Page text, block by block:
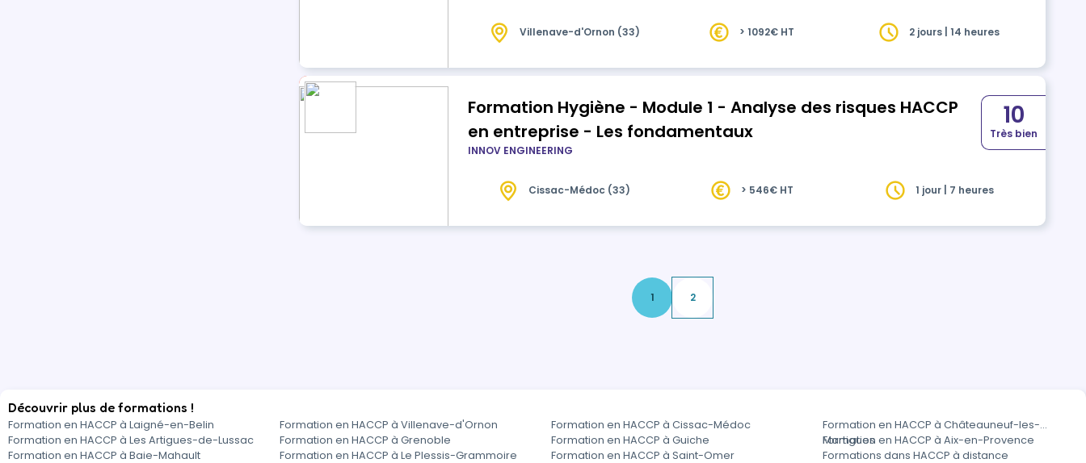
Villenave-d'Ornon (33) > 1092€ HT 2 jours | 14 heures
Formation Hygiène - Module 1 - Analyse des risques HACCP
en entreprise - Les fondamentaux
INNOV ENGINEERING
10
Très bien
Cissac-Médoc (33) > 546€ HT 1 jour | 7 heures
1 2
Découvrir plus de formations !
Formation en HACCP à Laigné-en-Belin Formation en HACCP à Villenave-d'Ornon Formation en HACCP à Cissac-Médoc
Formation en HACCP à Châteauneuf-les-
Martigues
Formation en HACCP à Les Artigues-de-Lussac Formation en HACCP à Grenoble Formation en HACCP à Guiche
Formation en HACCP à Aix-en-Provence
Formation en HACCP à Baie-Mahault
Formation en HACCP à Le Plessis-Grammoire Formation en HACCP à Saint-Omer
Formations dans HACCP à distance